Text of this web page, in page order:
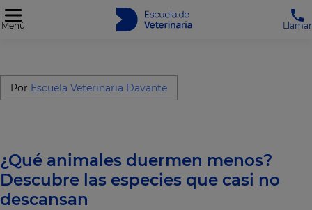
Menú Llamar
Por Escuela Veterinaria Davante
¿Qué animales duermen menos?
Descubre las especies que casi no
descansan